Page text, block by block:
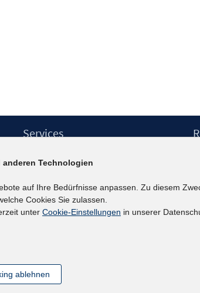
Services
IAB-Newsletter
Kontakt
Technologien
auf Ihre Bedürfnisse anpassen. Zu diesem
Cookies Sie zulassen.
unter Cookie-Einstellungen in unserer
ablehnen